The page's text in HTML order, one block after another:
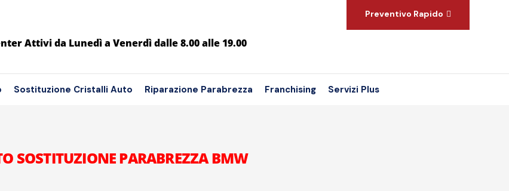
Preventivo Rapido
Attivi da Lunedì a Venerdì dalle 8.00 alle 19.00
Sostituzione Cristalli Auto Riparazione Parabrezza Franchising Servizi Plus
SOSTITUZIONE PARABREZZA BMW